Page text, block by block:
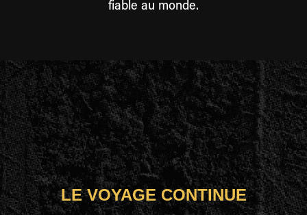
fiable au monde.
LE VOYAGE CONTINUE